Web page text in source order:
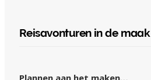
Reisavonturen in de maak
Plannen aan het maken…